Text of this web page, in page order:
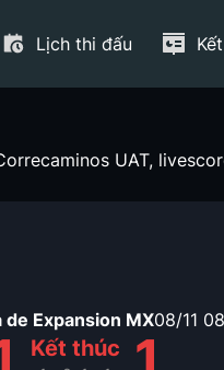
Lịch thi đấu
UAT,
de Expansion MX08/11
Kết thúc